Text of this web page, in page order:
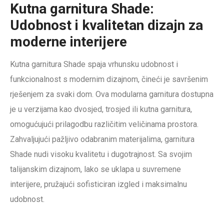
Kutna garnitura Shade:
Udobnost i kvalitetan dizajn za
moderne interijere
Kutna garnitura Shade spaja vrhunsku udobnost i
funkcionalnost s modernim dizajnom, čineći je savršenim
rješenjem za svaki dom. Ova modularna garnitura dostupna
je u verzijama kao dvosjed, trosjed ili kutna garnitura,
omogućujući prilagodbu različitim veličinama prostora.
Zahvaljujući pažljivo odabranim materijalima, garnitura
Shade nudi visoku kvalitetu i dugotrajnost. Sa svojim
talijanskim dizajnom, lako se uklapa u suvremene
interijere, pružajući sofisticiran izgled i maksimalnu
udobnost.